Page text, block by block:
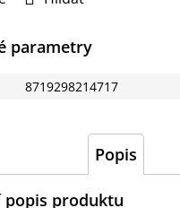
parametry
8719298214717
Popis
popis produktu